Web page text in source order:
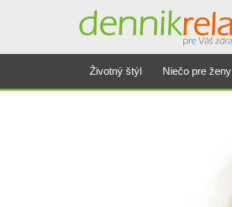
Životný štýl Niečo pre ženy